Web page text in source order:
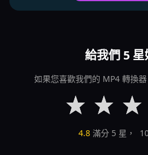
給我們 5 星
如果您喜歡我們的 MP4 轉換
4.8 滿分 5 星，